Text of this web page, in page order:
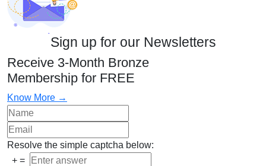
Sign up for our Newsletters
Receive 3-Month Bronze
Membership for FREE
Know More →
Resolve the simple captcha below:
+ =